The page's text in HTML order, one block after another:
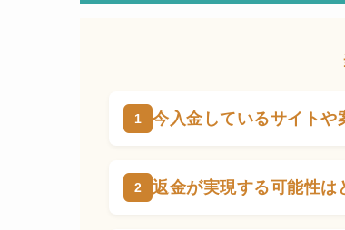
今入金しているサイトや
返金が実現する可能性は